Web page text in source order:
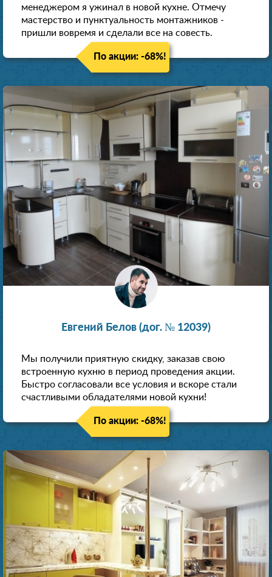
менеджером я ужинал в новой кухне. Отмечу
мастерство и пунктуальность монтажников -
пришли вовремя и сделали все на совесть.
По акции: -68%!
Евгений Белов (дог. № 12039)
Мы получили приятную скидку, заказав свою
встроенную кухню в период проведения акции.
Быстро согласовали все условия и вскоре стали
счастливыми обладателями новой кухни!
По акции: -68%!